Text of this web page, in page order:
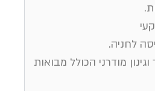
לחניה.
מודרני הכולל מבואות